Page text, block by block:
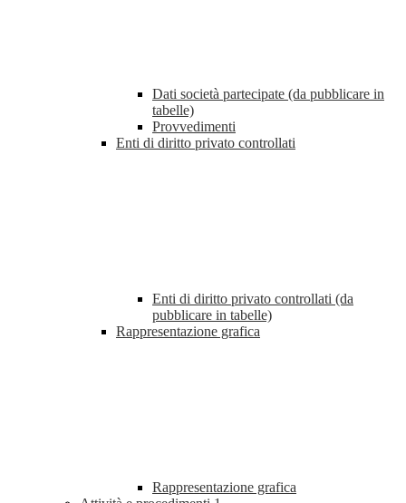
Dati società partecipate (da pubblicare in
tabelle)
Provvedimenti
Enti di diritto privato controllati
Enti di diritto privato controllati (da
pubblicare in tabelle)
Rappresentazione grafica
Rappresentazione grafica